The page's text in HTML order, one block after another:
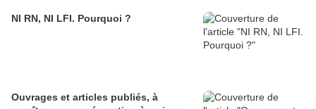
NI RN, NI LFI. Pourquoi ?
Ouvrages et articles publiés, à